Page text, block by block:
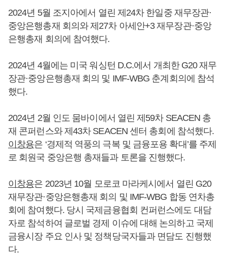
2024년 5월 조지아에서 열린 제24차 한일중 재무장관·
중앙은행총재 회의와 제27차 아세안+3 재무장관·중앙
은행총재 회의에 참여했다.
2024년 4월에는 미국 워싱턴 D.C.에서 개최한 G20 재무
장관·중앙은행총재 회의 및 IMF-WBG 춘계회의에 참석
했다.
2024년 2월 인도 뭄바이에서 열린 제59차 SEACEN 총
재 콘퍼런스와 제43차 SEACEN 센터 총회에 참석했다.
이창용은 ‘경제적 역풍의 극복 및 금융포용 확대’를 주제
로 회원국 중앙은행 총재들과 토론을 진행했다.
이창용은 2023년 10월 모로코 마라케시에서 열린 G20
재무장관·중앙은행총재 회의 및 IMF-WBG 합동 연차총
회에 참여했다. 당시 국제금융협회 컨퍼런스에도 대담
자로 참석하여 글로벌 경제 이슈에 대해 논의하고 국제
금융시장 주요 인사 및 정책당국자들과 면담도 진행했
다.